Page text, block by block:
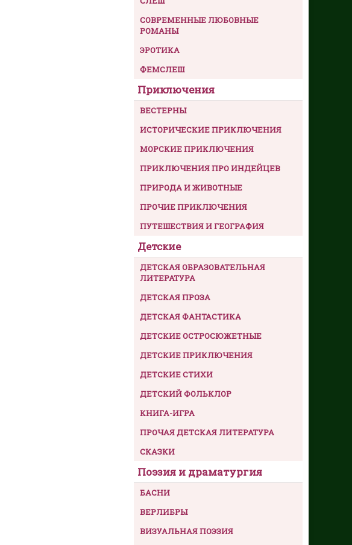
СОВРЕМЕННЫЕ ЛЮБОВНЫЕ
РОМАНЫ
ЭРОТИКА
ФЕМСЛЕШ
Приключения
ВЕСТЕРНЫ
ИСТОРИЧЕСКИЕ ПРИКЛЮЧЕНИЯ
МОРСКИЕ ПРИКЛЮЧЕНИЯ
ПРИКЛЮЧЕНИЯ ПРО ИНДЕЙЦЕВ
ПРИРОДА И ЖИВОТНЫЕ
ПРОЧИЕ ПРИКЛЮЧЕНИЯ
ПУТЕШЕСТВИЯ И ГЕОГРАФИЯ
Детские
ДЕТСКАЯ ОБРАЗОВАТЕЛЬНАЯ
ЛИТЕРАТУРА
ДЕТСКАЯ ПРОЗА
ДЕТСКАЯ ФАНТАСТИКА
ДЕТСКИЕ ОСТРОСЮЖЕТНЫЕ
ДЕТСКИЕ ПРИКЛЮЧЕНИЯ
ДЕТСКИЕ СТИХИ
ДЕТСКИЙ ФОЛЬКЛОР
КНИГА-ИГРА
ПРОЧАЯ ДЕТСКАЯ ЛИТЕРАТУРА
СКАЗКИ
Поэзия и драматургия
БАСНИ
ВЕРЛИБРЫ
ВИЗУАЛЬНАЯ ПОЭЗИЯ